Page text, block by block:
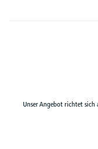
Unser Angebot richtet